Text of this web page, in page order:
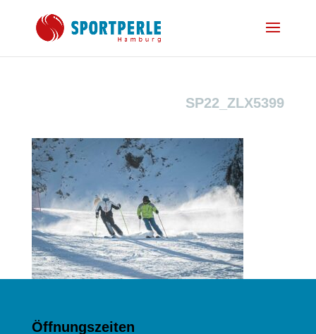
SP22_ZLX5399
Öffnungszeiten